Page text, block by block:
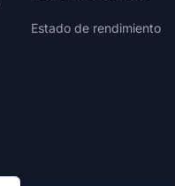
Estado de rendimiento